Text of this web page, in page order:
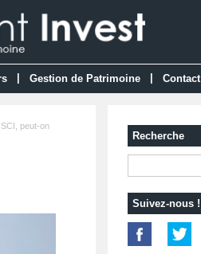
Gestion de Patrimoine Contact
peut-on
Recherche
Suivez-nous !